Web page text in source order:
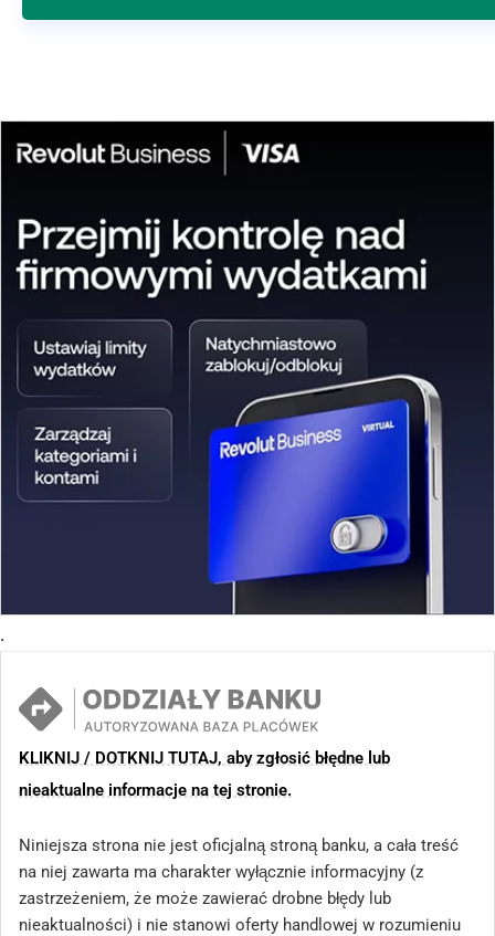
.
KLIKNIJ / DOTKNIJ TUTAJ, aby zgłosić błędne lub
nieaktualne informacje na tej stronie.
Niniejsza strona nie jest oficjalną stroną banku, a cała treść
na niej zawarta ma charakter wyłącznie informacyjny (z
zastrzeżeniem, że może zawierać drobne błędy lub
nieaktualności) i nie stanowi oferty handlowej w rozumieniu